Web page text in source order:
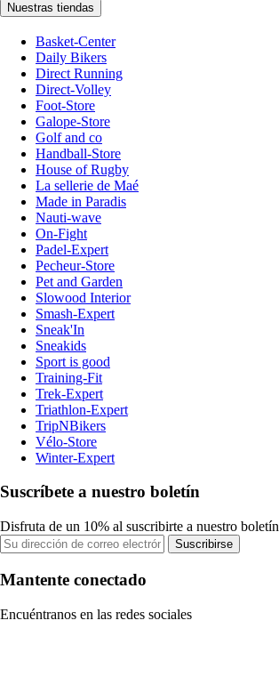
Nuestras tiendas
Basket-Center
Daily Bikers
Direct Running
Direct-Volley
Foot-Store
Galope-Store
Golf and co
Handball-Store
House of Rugby
La sellerie de Maé
Made in Paradis
Nauti-wave
On-Fight
Padel-Expert
Pecheur-Store
Pet and Garden
Slowood Interior
Smash-Expert
Sneak'In
Sneakids
Sport is good
Training-Fit
Trek-Expert
Triathlon-Expert
TripNBikers
Vélo-Store
Winter-Expert
Suscríbete a nuestro boletín
Disfruta de un 10% al suscribirte a nuestro boletín
Suscribirse
Mantente conectado
Encuéntranos en las redes sociales